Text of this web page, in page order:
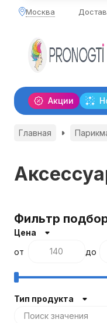
Москва
Акции
Главная
Фильтр
Цена
от
до
Тип продукта